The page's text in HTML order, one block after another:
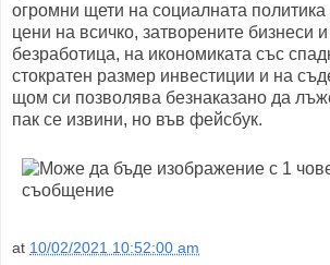
огромни щети на социалната
цени на всичко, затворените бизнеси
безработица, на икономиката със
стократен размер инвестиции и на
щом си позволява безнаказано да
пак се извини, но във фейсбук.
at 10/02/2021 10:52:00 am